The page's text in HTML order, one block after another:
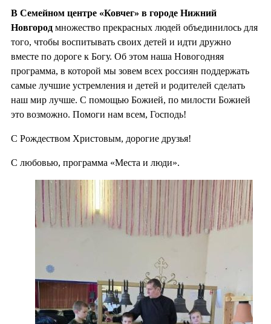
В Семейном центре «Ковчег» в городе Нижний
Новгород множество прекрасных людей объединилось для
того, чтобы воспитывать своих детей и идти дружно
вместе по дороге к Богу. Об этом наша Новогодняя
программа, в которой мы зовем всех россиян поддержать
самые лучшие устремления и детей и родителей сделать
наш мир лучше. С помощью Божией, по милости Божией
это возможно. Помоги нам всем, Господь!
С Рождеством Христовым, дорогие друзья!
С любовью, программа «Места и люди».